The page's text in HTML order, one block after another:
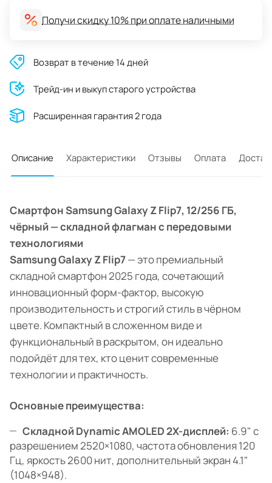
Получи скидку 10% при оплате наличными
Возврат в течение 14 дней
Трейд-ин и выкуп старого устройства
Расширенная гарантия 2 года
Описание Характеристики Отзывы Оплата
Смартфон Samsung Galaxy Z Flip7, 12/256 ГБ,
чёрный — складной флагман с передовыми
технологиями
Samsung Galaxy Z Flip7— это премиальный
складной смартфон 2025 года, сочетающий
инновационный форм-фактор, высокую
производительность и строгий стиль в чёрном
цвете. Компактный в сложенном виде и
функциональный в раскрытом, он идеально
подойдёт для тех, кто ценит современные
технологии и практичность.
Основные преимущества:
Складной Dynamic AMOLED 2X-дисплей: 6.9" с
разрешением 2520×1080, частота обновления 120
Гц, яркость 2600 нит, дополнительный экран 4.1"
(1048×948).